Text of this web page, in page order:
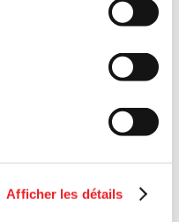
Afficher les détails